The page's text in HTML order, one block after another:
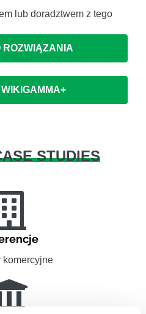
lub doradztwem z tego
ROZWIĄZANIA
STUDIES
komercyjne